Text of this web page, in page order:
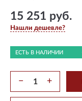
15 251 руб.
Нашли дешевле?
ЕСТЬ В НАЛИЧИИ
− +